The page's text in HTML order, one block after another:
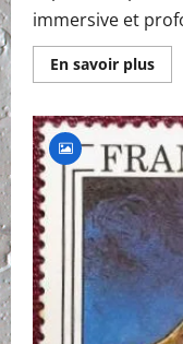
immersive et
En savoir plusEn
du
les